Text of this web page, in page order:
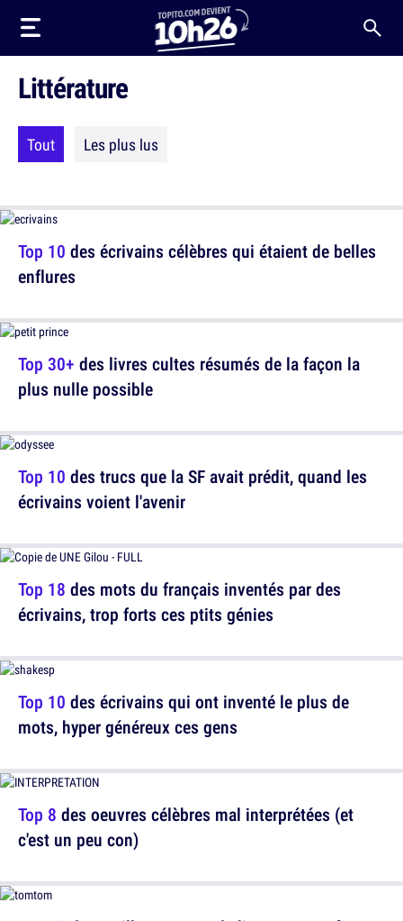
Littérature
Tout Les plus lus
Top 10 des écrivains célèbres qui étaient de belles
enflures
Top 30+ des livres cultes résumés de la façon la
plus nulle possible
Top 18 des mots du français inventés par des
écrivains, trop forts ces ptits génies
Top 8 des oeuvres célèbres mal interprétées (et
c'est un peu con)
Top 10 des trucs que la SF avait prédit, quand les
écrivains voient l'avenir
Top 10 des écrivains qui ont inventé le plus de
mots, hyper généreux ces gens